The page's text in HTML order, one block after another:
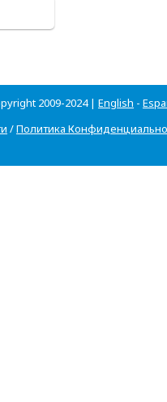
2009-2024 | English -
/Политика